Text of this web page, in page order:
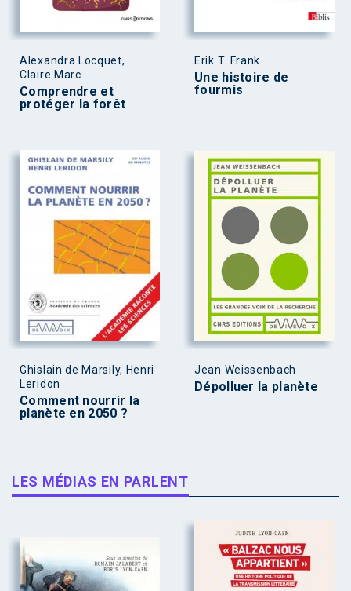
Alexandra Locquet,
Claire Marc
Comprendre et
protéger la forêt
Erik T. Frank
Une histoire de
fourmis
Ghislain de Marsily, Henri
Leridon
Comment nourrir la
planète en 2050 ?
Jean Weissenbach
Dépolluer la planète
LES MÉDIAS EN PARLENT